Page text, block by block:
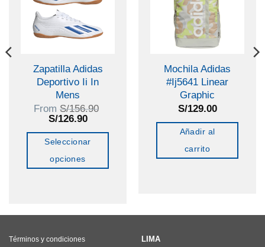
Zapatilla Adidas
Deportivo Ii In
Mens
From S/156.90
El
original
S/156.90.
S/126.90El
actual
Seleccionar
opciones
variantes.
Mochila Adidas
#Ij5641 Linear
Graphic
S/129.00
Añadir al
carrito
Términos y condiciones
LIMA